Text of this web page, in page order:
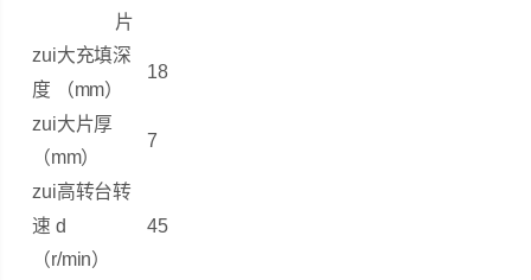
片
zui大充填深
度 （mm）
18
zui大片厚
（mm）
7
zui高转台转
速 d
（r/min）
45